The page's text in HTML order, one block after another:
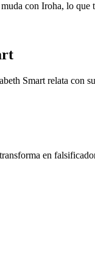
con Iroha, lo que
Smart relata con
en